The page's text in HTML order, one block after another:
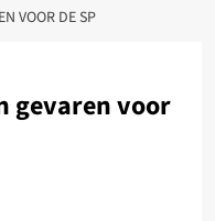
VOOR DE SP
gevaren voor